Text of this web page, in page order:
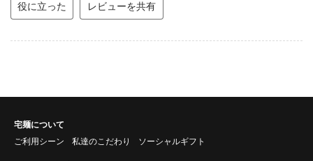
役に立った レビューを共有
宅麺について
ご利用シーン
私達のこだわり ソーシャルギフト